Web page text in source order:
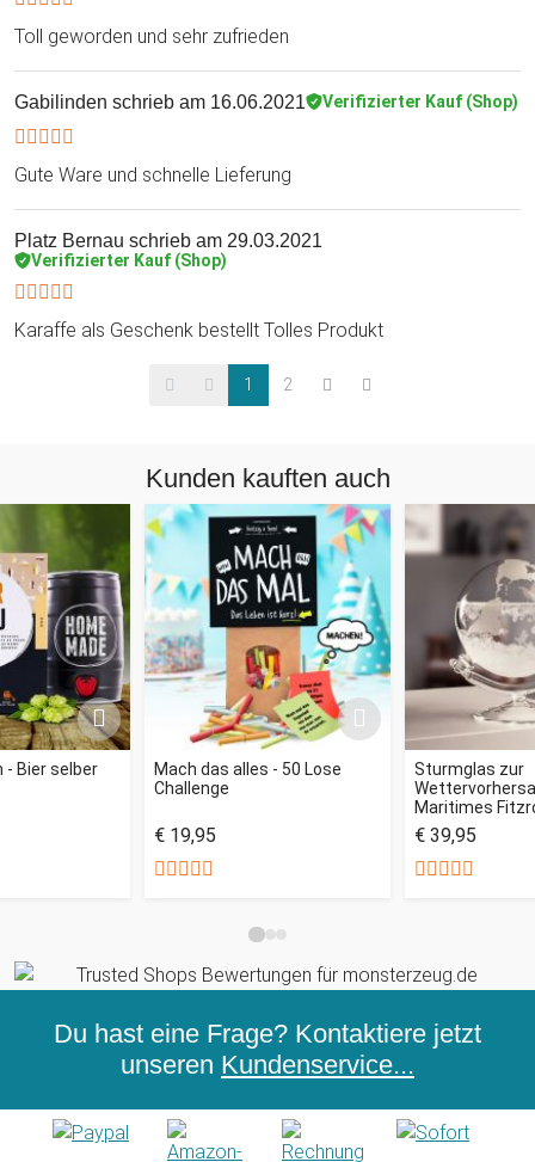
Toll geworden und sehr zufrieden
Gabilinden schrieb am 16.06.2021 Verifizierter Kauf (Shop)
Gute Ware und schnelle Lieferung
Platz Bernau schrieb am 29.03.2021
Verifizierter Kauf (Shop)
Karaffe als Geschenk bestellt Tolles Produkt
1 2
Kunden kauften auch
Bier selber
Mach das alles - 50 Lose
Challenge
€ 19,95
Sturmglas zur
Maritimes
€ 39,95
Du hast eine Frage? Kontaktiere jetzt
unseren Kundenservice...